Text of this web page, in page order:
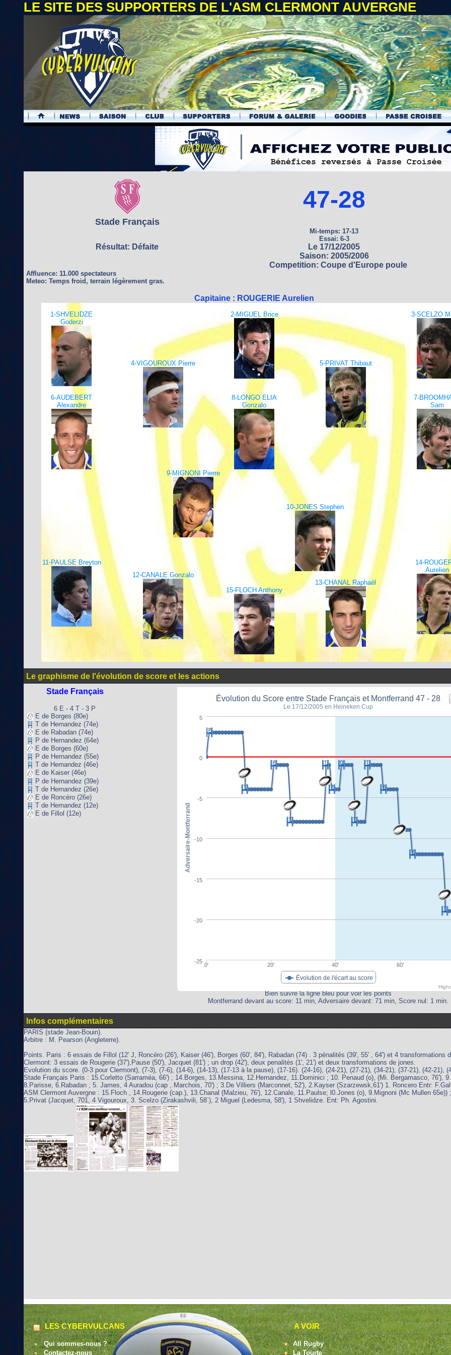
LE SITE DES SUPPORTERS DE L'ASM CLERMONT AUVERGNE
.
Stade Français
47-28
Mi-temps: 17-13
Essai: 6-3
Résultat: Défaite
Le 17/12/2005
Saison: 2005/2006
Competition: Coupe d'Europe poule
Affluence: 11.000 spectateurs
Meteo: Temps froid, terrain légèrement gras.
Capitaine : ROUGERIE Aurelien
1-SHVELIDZE
Goderzi
2-MIGUEL Brice 3-SCELZO
4-VIGOUROUX Pierre 5-PRIVAT Thibaut
6-AUDEBERT
Alexandre
8-LONGO ELIA
Gonzalo
7-
Sam
9-MIGNONI Pierre
10-JONES Stephen
11-PAULSE Breyton
14-
Aurelien
12-CANALE Gonzalo
13-CHANAL Raphaël
15-FLOCH Anthony
Le graphisme de l'évolution de score et les actions
Stade Français
6 E - 4 T - 3 P
E de Borges (80e)
T de Hernandez (74e)
E de Rabadan (74e)
P de Hernandez (64e)
E de Borges (60e)
P de Hernandez (55e)
T de Hernandez (46e)
E de Kaiser (46e)
P de Hernandez (39e)
T de Hernandez (26e)
E de Roncéro (26e)
T de Hernandez (12e)
E de Fillol (12e)
Évolution du Score entre Stade Français et Montferrand 47 - 28
Le 17/12/2005 en Heineken Cup
Évolution de l'écart au score
0' 20' 40' 60'
-20
-10
0
-25
-15
-5
5
Adversaire-Montferrand
Bien suivre la ligne bleu pour voir les points
Montferrand devant au score: 11 min, Adversaire devant: 71 min, Score nul: 1 min.
Infos complémentaires
PARIS (stade Jean-Bouin).
Arbitre : M. Pearson (Angleterre).
Points. Paris : 6 essais de Fillol (12' J, Roncéro (26'), Kaiser (46'), Borges (60', 84'), Rabadan (74) . 3 pénalités (39', 55' , 64') et 4 transformations
Clermont: 3 essais de Rougerie (37'),Pause (50'), Jacquet (81') ; un drop (42'), deux penalités (1', 21') et deux transformations de jones.
Evolution du score. (0-3 pour Clermont), (7-3), (7-6), (14-6), (14-13), (17-13 à la pause), (17-16). (24-16), (24-21), (27-21), (34-21), (37-21), (42-21),
Stade Français Paris : 15.Corletto (Sarraméa, 66') ; 14.Borges, 13.Messina, 12.Hernandez, 11.Dominici ; 10. Penaud (o), (Mi. Bergamasco, 76'),
8.Parisse, 6.Rabadan ; 5. James, 4 Auradou (cap , Marchois, 70') ; 3.De Villiers (Marconnet, 52'), 2.Kayser (Szarzewsk,61') 1. Roncero Entr:
ASM Clermont Auvergne : 15.Floch , 14.Rougerie (cap.), 13.Chanal (Malzieu, 76'), 12.Canale, 11.Paulse; l0.Jones (o), 9.Mignoni (Mc Mullen
5.Privat (Jacquet, 701, 4 Vigouroux, 3. Scelzo (Zirakashvili, 58`), 2 Miguel (Ledesma, 58'), 1 Shvelidze. Ent: Ph. Agostini.
LES CYBERVULCANS
Qui sommes-nous ?
Contactez-nous
A VOIR
All Rugby
La Tourte